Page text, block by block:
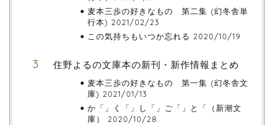
麦本三歩の好きなもの 第二集 (幻冬舎単
行本) 2021/02/23
この気持ちもいつか忘れる 2020/10/19
住野よるの文庫本の新刊・新作情報まとめ
麦本三歩の好きなもの 第一集 (幻冬舎文
庫) 2021/01/13
か「」く「」し「」ご「」と「（新潮文
庫） 2020/10/28